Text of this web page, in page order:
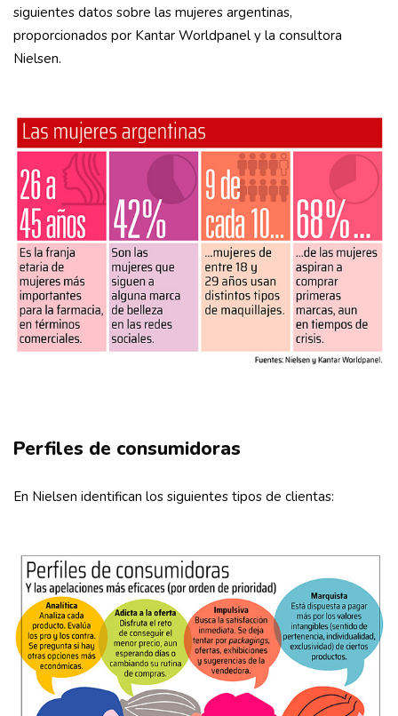
siguientes datos sobre las mujeres argentinas,
proporcionados por Kantar Worldpanel y la consultora
Nielsen.
Perfiles de consumidoras
En Nielsen identifican los siguientes tipos de clientas: